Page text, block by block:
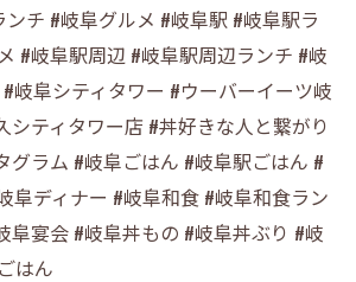
チ #岐阜グルメ #岐阜駅 #岐阜駅ラ
#岐阜駅周辺 #岐阜駅周辺ランチ #岐
岐阜シティタワー #ウーバーイーツ岐
シティタワー店 #丼好きな人と繋がり
グラム #岐阜ごはん #岐阜駅ごはん #
阜ディナー #岐阜和食 #岐阜和食ラン
阜宴会 #岐阜丼もの #岐阜丼ぶり #岐
はん